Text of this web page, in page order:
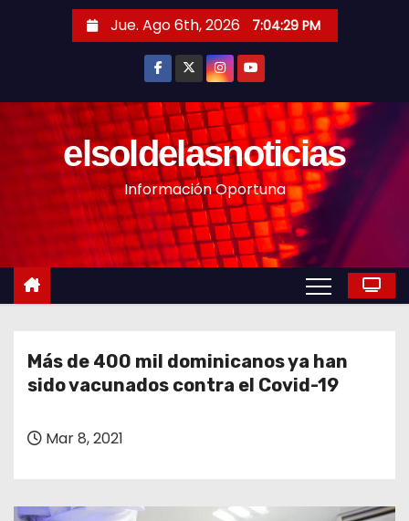
n
Jue. Ago 6th, 2026 7:04:31 PM
elsoldelasnoticias
Información Oportuna
Más de 400 mil dominicanos ya han
sido vacunados contra el Covid-19
Mar 8, 2021